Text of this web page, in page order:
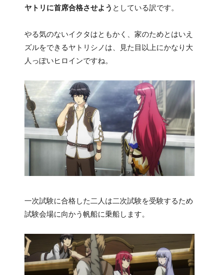
ヤトリに首席合格させよう としている訳です。
やる気のないイクタはともかく、家のためとはいえ
ズルをできるヤトリシノは、見た目以上にかなり大
人っぽいヒロインですね。
一次試験に合格した二人は二次試験を受験するため
試験会場に向かう帆船に乗船します。